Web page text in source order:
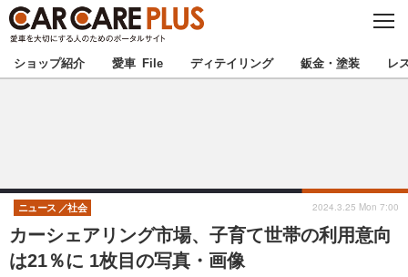
C
S
E
★カーケアプラス認定★ 厳選プロショップを地域から探す
甲信越 北陸
東海 関西
ショップ紹介 愛車 File ディテイリング 鈑金・塗装 レ
カーシェアリング市場、子育て世帯の利用意向
は21％に 1枚目の写真・画像
ニュース 社会 2024.3.25 Mon 7:00